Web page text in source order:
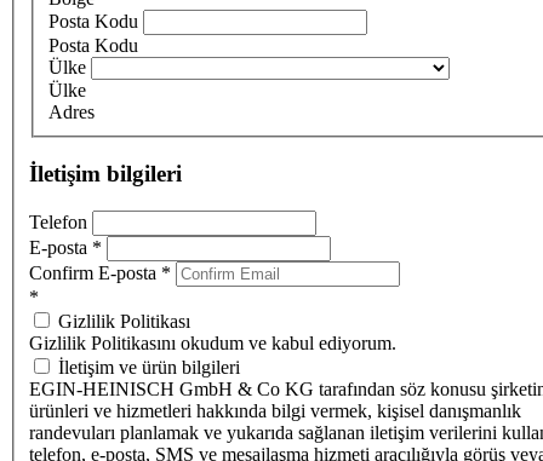
Posta Kodu
Posta Kodu
Ülke
Ülke
Adres
İletişim bilgileri
Telefon
E-posta *
Confirm E-posta *
*
Gizlilik Politikası
Gizlilik Politikasını okudum ve kabul ediyorum.
İletişim ve ürün bilgileri
EGIN-HEINISCH GmbH & Co KG tarafından söz konusu
ürünleri ve hizmetleri hakkında bilgi vermek, kişisel danışmanlık
randevuları planlamak ve yukarıda sağlanan iletişim verilerini
telefon, e-posta, SMS ve mesajlaşma hizmeti aracılığıyla görüş